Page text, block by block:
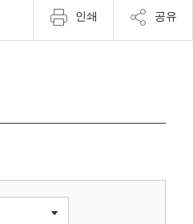
집
안
인쇄 공유